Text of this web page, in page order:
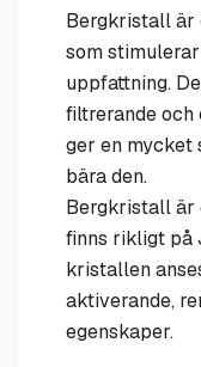
Bergkristall
som
uppfattning.
filtrerande och
ger en mycket
bära den.
Bergkristall är
finns rikligt på
kristallen
aktiverande,
egenskaper.